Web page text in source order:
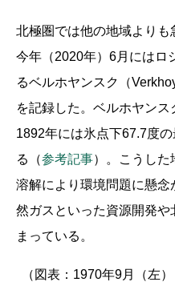
北極圏では他の地域よりも
今年（2020年）6月にはロ
るベルホヤンスク（
を記録した。ベルホヤン
1892年には氷点下67.7度
る（参考記事）。こうし
溶解により環境問題に懸
然ガスといった資源開発
まっている。
（図表：1970年9月（左